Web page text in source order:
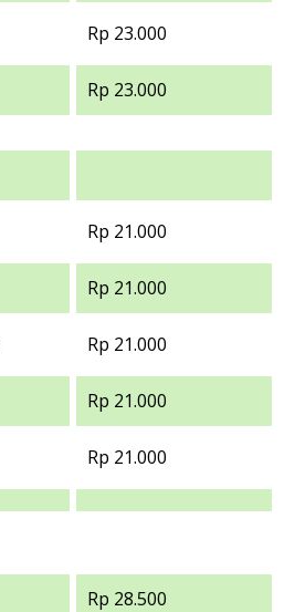
Rp 23.000
Rp 23.000
Rp 21.000
Rp 21.000
Rp 21.000
Rp 21.000
Rp 21.000
Rp 28.500